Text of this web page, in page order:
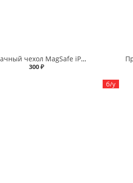
Прозрачный чехол MagSafe iPhone 12/12 Pro
300 ₽
б/у